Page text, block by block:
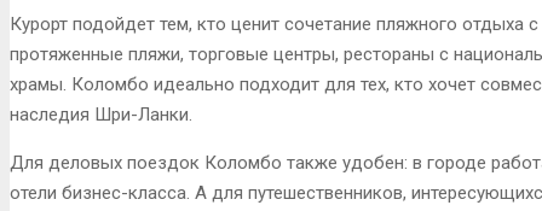
Курорт подойдет тем, кто ценит сочетание пляжного отдыха
протяженные пляжи, торговые центры, рестораны с
храмы. Коломбо идеально подходит для тех, кто хочет
наследия Шри-Ланки.
Для деловых поездок Коломбо также удобен: в городе
отели бизнес-класса. А для путешественников,